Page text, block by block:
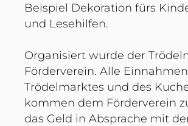
Beispiel Dekoration fürs
und Lesehilfen.
Organisiert wurde der
Förderverein. Alle
Trödelmarktes und des
kommen dem Förderverein
das Geld in Absprache mit